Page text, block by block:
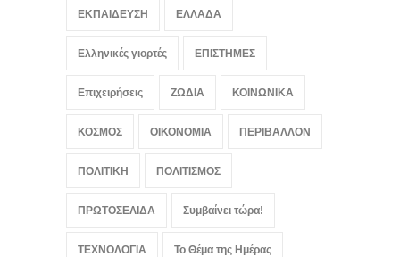
ΕΚΠΑΙΔΕΥΣΗ ΕΛΛΑΔΑ
Ελληνικές γιορτές ΕΠΙΣΤΗΜΕΣ
Επιχειρήσεις ΖΩΔΙΑ ΚΟΙΝΩΝΙΚΑ
ΚΟΣΜΟΣ ΟΙΚΟΝΟΜΙΑ ΠΕΡΙΒΑΛΛΟΝ
ΠΟΛΙΤΙΚΗ ΠΟΛΙΤΙΣΜΟΣ
ΠΡΩΤΟΣΕΛΙΔΑ Συμβαίνει τώρα!
ΤΕΧΝΟΛΟΓΙΑ Το Θέμα της Ημέρας